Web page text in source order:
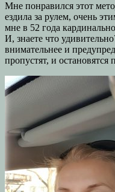
Мне понравился этот
ездила за рулем, очень
мне в 52 года
И, знаете что
внимательнее и
пропустят, и